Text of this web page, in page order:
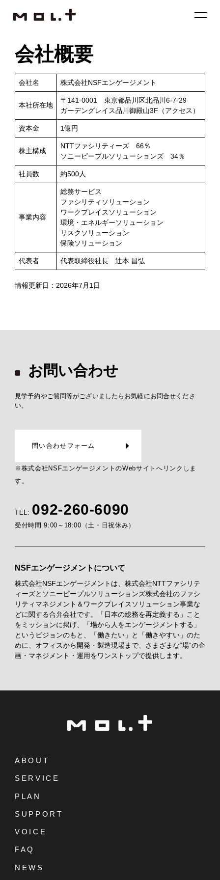
会社概要
会社名 株式会社NSFエンゲージメント
本社所在地
〒141-0001 東京都品川区北品川6-7-29
ガーデングレイス品川御殿山3F （アクセス）
資本金 1億円
株主構成
NTTファシリティーズ 66％
ソニーピープルソリューションズ 34％
社員数 約500人
事業内容
総務サービス
ファシリティソリューション
ワークプレイスソリューション
環境・エネルギーソリューション
リスクソリューション
保険ソリューション
代表者 代表取締役社長 辻󠄀本 昌弘
情報更新日：2026年7月1日
お問い合わせ
見学予約やご質問等がございましたらお気軽にお問合せくださ
い。
問い合わせフォーム
※株式会社NSFエンゲージメントのWebサイトへリンクしま
す。
TEL: 092-260-6090
受付時間 9:00～18:00（土・日祝休み）
NSFエンゲージメントについて
株式会社NSFエンゲージメントは、株式会社NTTファシリテ
ィーズとソニーピープルソリューションズ株式会社のファシ
リティマネジメント＆ワークプレイスソリューション事業な
どに関する合弁会社です。「日本の総務を再定義する」こと
をミッションに掲げ、「場から人をエンゲージメントする」
というビジョンのもと、「働きたい」と「働きやすい」のた
めに、オフィスから開発・製造現場まで、さまざまな“場”の企
画・マネジメント・運用をワンストップで提供します。
ABOUT
SERVICE
PLAN
SUPPORT
VOICE
FAQ
NEWS